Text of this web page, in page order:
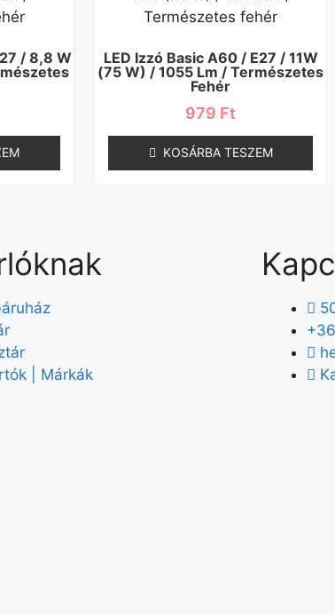
/ 8,8 W
LED Izzó Basic A60 / E27 / 11W
(75 W) / 1055 Lm / Természetes
Fehér
979 Ft
KOSÁRBA TESZEM
| Márkák